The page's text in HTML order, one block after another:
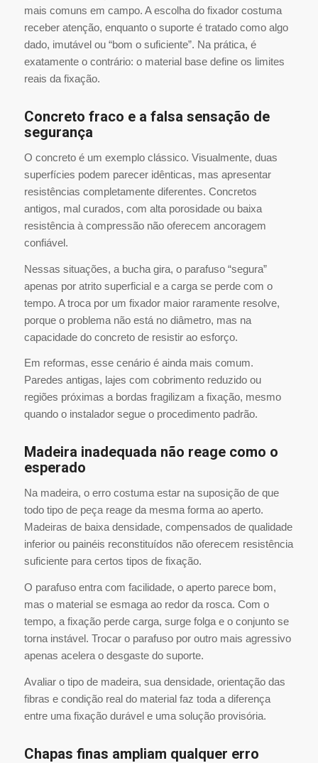
mais comuns em campo. A escolha do fixador costuma
receber atenção, enquanto o suporte é tratado como algo
dado, imutável ou “bom o suficiente”. Na prática, é
exatamente o contrário: o material base define os limites
reais da fixação.
Concreto fraco e a falsa sensação de
segurança
O concreto é um exemplo clássico. Visualmente, duas
superfícies podem parecer idênticas, mas apresentar
resistências completamente diferentes. Concretos
antigos, mal curados, com alta porosidade ou baixa
resistência à compressão não oferecem ancoragem
confiável.
Nessas situações, a bucha gira, o parafuso “segura”
apenas por atrito superficial e a carga se perde com o
tempo. A troca por um fixador maior raramente resolve,
porque o problema não está no diâmetro, mas na
capacidade do concreto de resistir ao esforço.
Em reformas, esse cenário é ainda mais comum.
Paredes antigas, lajes com cobrimento reduzido ou
regiões próximas a bordas fragilizam a fixação, mesmo
quando o instalador segue o procedimento padrão.
Madeira inadequada não reage como o
esperado
Na madeira, o erro costuma estar na suposição de que
todo tipo de peça reage da mesma forma ao aperto.
Madeiras de baixa densidade, compensados de qualidade
inferior ou painéis reconstituídos não oferecem resistência
suficiente para certos tipos de fixação.
O parafuso entra com facilidade, o aperto parece bom,
mas o material se esmaga ao redor da rosca. Com o
tempo, a fixação perde carga, surge folga e o conjunto se
torna instável. Trocar o parafuso por outro mais agressivo
apenas acelera o desgaste do suporte.
Avaliar o tipo de madeira, sua densidade, orientação das
fibras e condição real do material faz toda a diferença
entre uma fixação durável e uma solução provisória.
Chapas finas ampliam qualquer erro